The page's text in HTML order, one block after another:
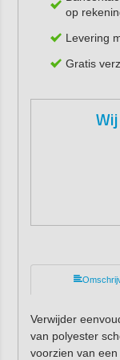
op
Levering
Gratis
Verwijder
van polyester
voorzien van